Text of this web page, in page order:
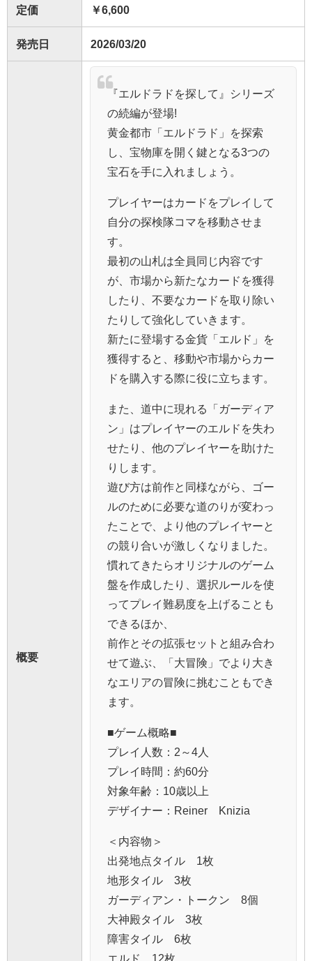
定価 ￥6,600
発売日 2026/03/20
概要
『エルドラドを探して』シリーズ
の続編が登場!
黄金都市「エルドラド」を探索
し、宝物庫を開く鍵となる3つの
宝石を手に入れましょう。
プレイヤーはカードをプレイして
自分の探検隊コマを移動させま
す。
最初の山札は全員同じ内容です
が、市場から新たなカードを獲得
したり、不要なカードを取り除い
たりして強化していきます。
新たに登場する金貨「エルド」を
獲得すると、移動や市場からカー
ドを購入する際に役に立ちます。
また、道中に現れる「ガーディア
ン」はプレイヤーのエルドを失わ
せたり、他のプレイヤーを助けた
りします。
遊び方は前作と同様ながら、ゴー
ルのために必要な道のりが変わっ
たことで、より他のプレイヤーと
の競り合いが激しくなりました。
慣れてきたらオリジナルのゲーム
盤を作成したり、選択ルールを使
ってプレイ難易度を上げることも
できるほか、
前作とその拡張セットと組み合わ
せて遊ぶ、「大冒険」でより大き
なエリアの冒険に挑むこともでき
ます。
■ゲーム概略■
プレイ人数：2～4人
プレイ時間：約60分
対象年齢：10歳以上
デザイナー：Reiner Knizia
＜内容物＞
出発地点タイル 1枚
地形タイル 3枚
ガーディアン・トークン 8個
大神殿タイル 3枚
障害タイル 6枚
エルド 12枚